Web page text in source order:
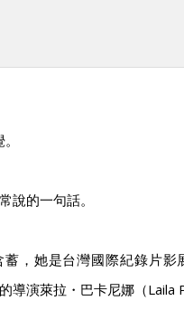
說的一句話。
，她是台灣國際紀錄片影
導演萊拉・巴卡尼娜（Laila